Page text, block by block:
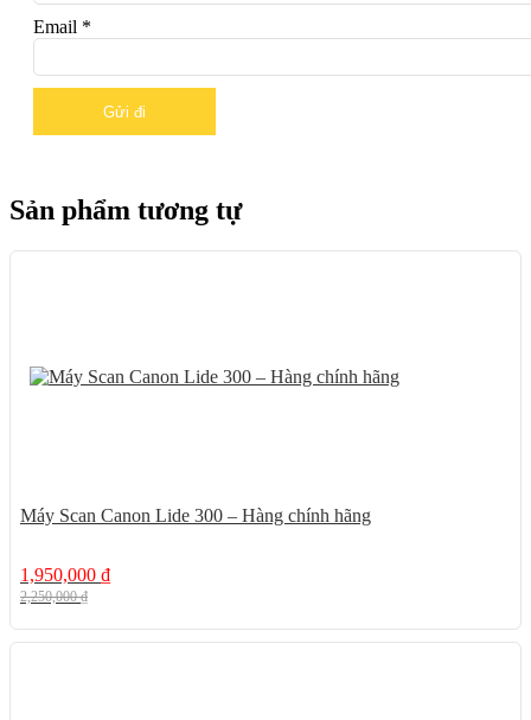
Email *
Sản phẩm tương tự
Máy Scan Canon Lide 300 – Hàng chính hãng
1,950,000 ₫
2,250,000₫